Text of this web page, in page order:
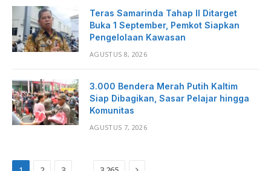
Teras Samarinda Tahap II Ditarget
Buka 1 September, Pemkot Siapkan
Pengelolaan Kawasan
AGUSTUS 8, 2026
3.000 Bendera Merah Putih Kaltim
Siap Dibagikan, Sasar Pelajar hingga
Komunitas
AGUSTUS 7, 2026